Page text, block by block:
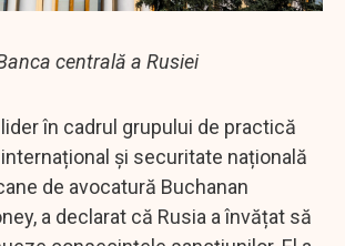
centrală a Rusiei
în cadrul grupului de practică
și securitate națională
de avocatură Buchanan
a declarat că Rusia a învățat să